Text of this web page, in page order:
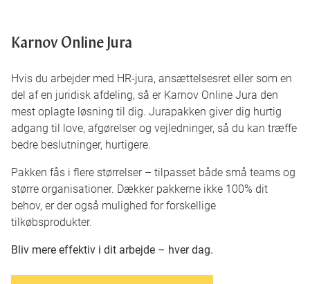
Karnov Online Jura
Hvis du arbejder med HR-jura, ansættelsesret eller som en
del af en juridisk afdeling, så er Karnov Online Jura den
mest oplagte løsning til dig. Jurapakken giver dig hurtig
adgang til love, afgørelser og vejledninger, så du kan træffe
bedre beslutninger, hurtigere.
Pakken fås i flere størrelser – tilpasset både små teams og
større organisationer. Dækker pakkerne ikke 100% dit
behov, er der også mulighed for forskellige
tilkøbsprodukter.
Bliv mere effektiv i dit arbejde – hver dag.